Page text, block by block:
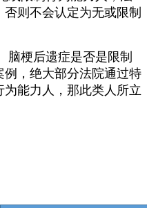
则不会认定为无或限制
脑梗后遗症是否是限制
，绝大部分法院通过特
能力人，那此类人所立